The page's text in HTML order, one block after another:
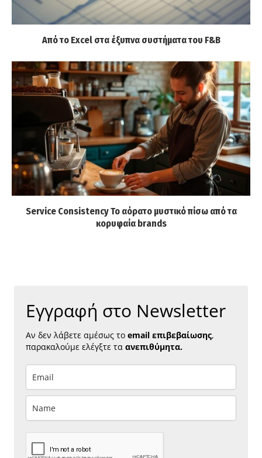
Από το Excel στα έξυπνα συστήματα του F&B
Service Consistency Το αόρατο μυστικό πίσω από τα
κορυφαία brands
Εγγραφή στο Newsletter
Αν δεν λάβετε αμέσως το email επιβεβαίωσης,
παρακαλούμε ελέγξτε τα ανεπιθύμητα.